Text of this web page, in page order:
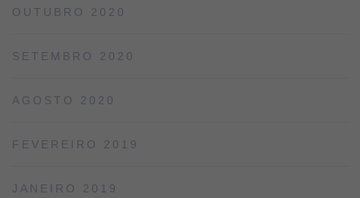
OUTUBRO 2020
SETEMBRO 2020
AGOSTO 2020
FEVEREIRO 2019
JANEIRO 2019